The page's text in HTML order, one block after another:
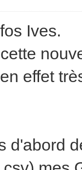
Ives.
effet
d'abord